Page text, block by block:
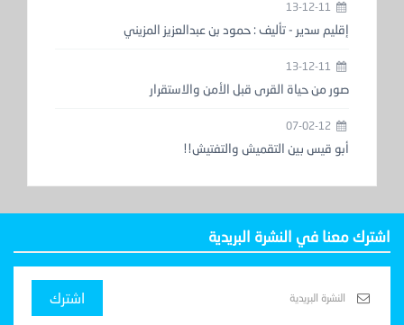
إقليم سدير - تأليف : حمود بن عبدالعزيز المزيني
صور من حياة القرى قبل الأمن والاستقرار
أبو قيس بين التقميش والتفتيش!!
اشترك معنا في النشرة البريدية
اشترك